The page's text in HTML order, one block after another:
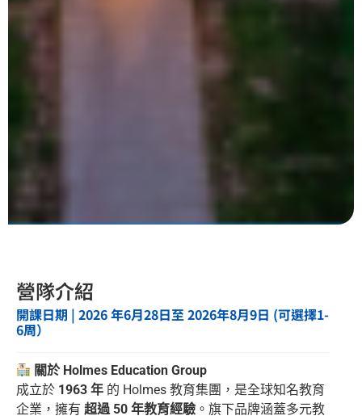
營隊介紹
開課日期 | 2026 年6月28日至 2026年8月9日 (可選擇1-
6周）
關於 Holmes Education Group
成立於 1963 年 的 Holmes 教育集團，是全球知名教育
企業，擁有 超過 50 年教育經驗 。旗下品牌涵蓋多元教